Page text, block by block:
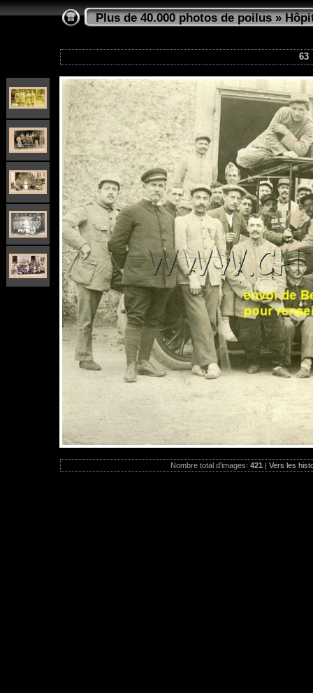
Plus de 40.000 photos de poilus»
63
Nombre total d'images: 421 | Vers les